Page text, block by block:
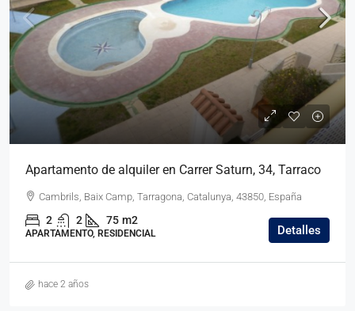
Apartamento de alquiler en Carrer Saturn, 34, Tarraco
Cambrils, Baix Camp, Tarragona, Catalunya, 43850, España
2 2 75 m2
APARTAMENTO, RESIDENCIAL Detalles
hace 2 años